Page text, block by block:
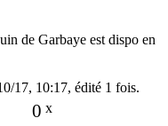
de Garbaye est dispo en
17, 10:17, édité 1 fois.
0 x